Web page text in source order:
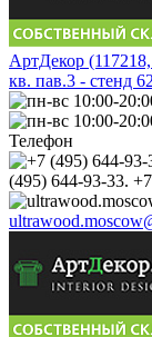
АртДекор
кв. пав.3 - стенд
Телефон
(495) 644-93-33.